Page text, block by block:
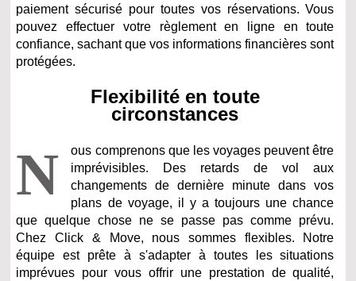
paiement sécurisé pour toutes vos réservations. Vous
pouvez effectuer votre règlement en ligne en toute
confiance, sachant que vos informations financières sont
protégées.
Flexibilité en toute
circonstances
N
ous comprenons que les voyages peuvent être
imprévisibles. Des retards de vol aux
changements de dernière minute dans vos
plans de voyage, il y a toujours une chance
que quelque chose ne se passe pas comme prévu.
Chez Click & Move, nous sommes flexibles. Notre
équipe est prête à s'adapter à toutes les situations
imprévues pour vous offrir une prestation de qualité,